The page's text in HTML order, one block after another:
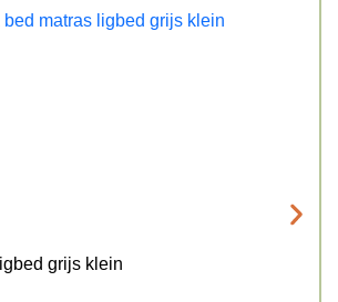
grijs klein